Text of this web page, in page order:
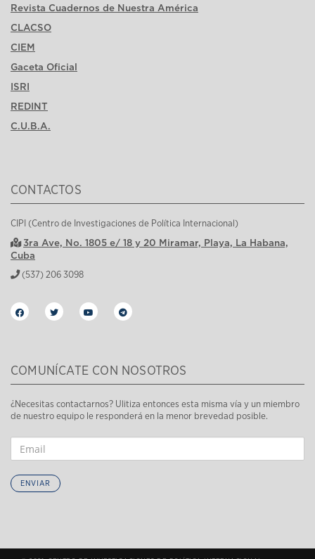
Revista Cuadernos de Nuestra América
CLACSO
CIEM
Gaceta Oficial
ISRI
REDINT
C.U.B.A.
CONTACTOS
CIPI (Centro de Investigaciones de Política Internacional)
3ra Ave, No. 1805 e/ 18 y 20 Miramar, Playa, La Habana,
Cuba
(537) 206 3098
COMUNÍCATE CON NOSOTROS
¿Necesitas contactarnos? Ulitiza entonces esta misma vía y un miembro
de nuestro equipo le responderá en la menor brevedad posible.
ENVIAR